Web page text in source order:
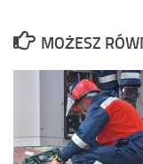
MOŻESZ